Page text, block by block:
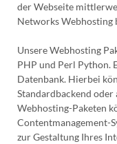
der Webseite
Networks Webhosting
Unsere Webhosting
PHP und Perl Python.
Datenbank. Hierbei
Standardbackend
Webhosting-Paketen
Contentmanagement-
zur Gestaltung Ihres